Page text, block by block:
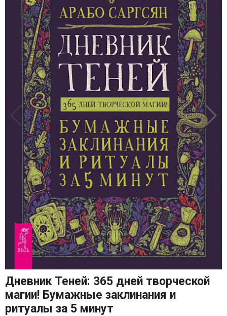
рубрики
Дневник Теней: 365 дней творческой
магии! Бумажные заклинания и
ритуалы за 5 минут